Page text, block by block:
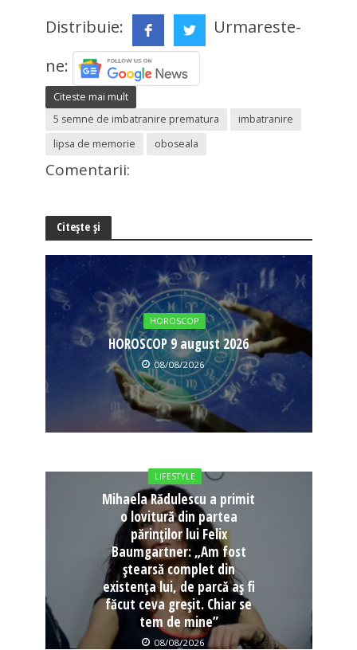
Distribuie:
Urmareste-
ne:
Citeste mai mult
5 semne de imbatranire prematura
imbatranire
lipsa de memorie
oboseala
Comentarii:
Citește și
HOROSCOP
HOROSCOP 9 august 2026
08/08/2026
LIFESTYLE
Mihaela Rădulescu a primit
o lovitură din partea
părinților lui Felix
Baumgartner: „Am fost
ștearsă complet din
existența lui, de parcă aș fi
făcut ceva greșit. Chiar se
tem de mine”
08/08/2026